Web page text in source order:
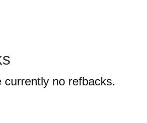
currently no refbacks.